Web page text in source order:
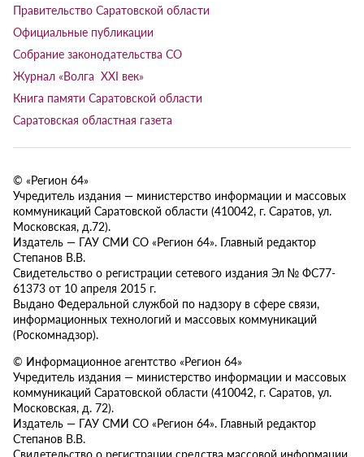
Правительство Саратовской области
Официальные публикации
Собрание законодательства СО
Журнал «Волга XXI век»
Книга памяти Саратовской области
Саратовская областная газета
© «Регион 64»
Учредитель издания — министерство информации и массовых
коммуникаций Саратовской области (410042, г. Саратов, ул.
Московская, д.72).
Издатель — ГАУ СМИ СО «Регион 64». Главный редактор
Степанов В.В.
Свидетельство о регистрации сетевого издания Эл № ФС77-
61373 от 10 апреля 2015 г.
Выдано Федеральной службой по надзору в сфере связи,
информационных технологий и массовых коммуникаций
(Роскомнадзор).
© Информационное агентство «Регион 64»
Учредитель издания — министерство информации и массовых
коммуникаций Саратовской области (410042, г. Саратов, ул.
Московская, д. 72).
Издатель — ГАУ СМИ СО «Регион 64». Главный редактор
Степанов В.В.